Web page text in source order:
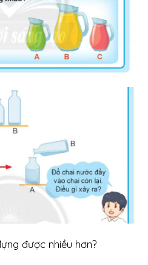
được nhiều hơn?